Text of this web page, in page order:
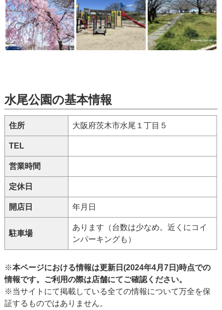
水尾公園の基本情報
住所 大阪府茨木市水尾１丁目５
TEL
営業時間
定休日
開店日 年月日
駐車場
あります（台数は少なめ。近くにコイ
ンパーキングも）
※本ページにおける情報は更新日(2024年4月7日)時点での
情報です。ご利用の際は店舗にてご確認ください。
※当サイトにて掲載している全ての情報について万全を保
証するものではありません。